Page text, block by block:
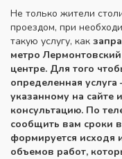
Не только жители
проездом, при
такую услугу, как
метро
центре. Для того
определенная
указанному на
консультацию. По
сообщить вам сроки
формируется исходя
объемов работ,